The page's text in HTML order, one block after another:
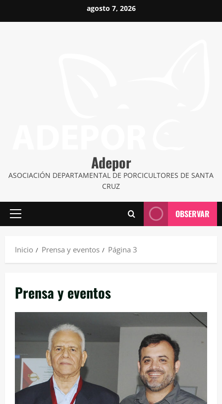
agosto 7, 2026
Adepor
ASOCIACIÓN DEPARTAMENTAL DE PORCICULTORES DE SANTA
CRUZ
Menú
OBSERVAR
Inicio Prensa y eventos Página 3
Prensa y eventos